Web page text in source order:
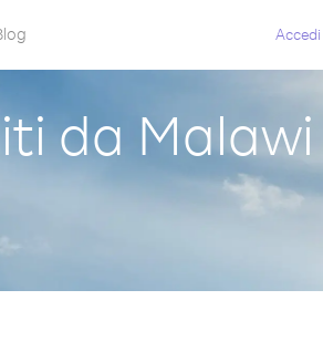
Accedi
da Malawi